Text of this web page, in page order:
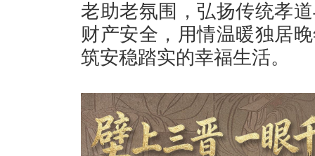
老助老氛围，弘扬传统孝
财产安全，用情温暖独居
筑安稳踏实的幸福生活。